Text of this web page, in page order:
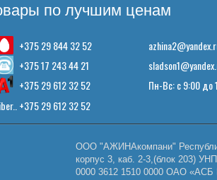
по лучшим ценам
+375 29 844 32 52
+375 17 243 44 21
+375 29 612 32 52
+375 29 612 32 52
Пн-Вс: с 9:00 до
ООО "АЖИНАкомпани"
корпус 3, каб. 2-3,(блок 203)
0000 3612 1510 0000 ОАО «АСБ